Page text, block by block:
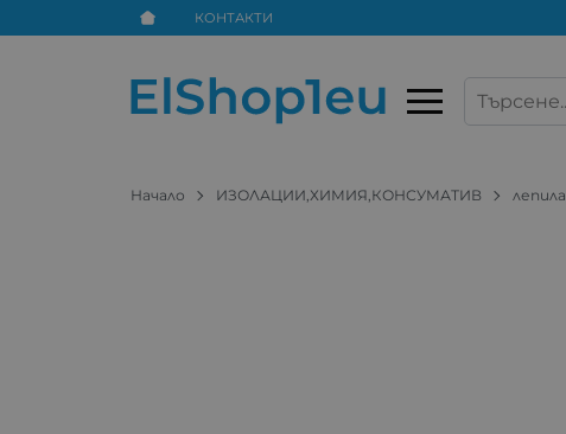
КОНТАКТИ
Начало ИЗОЛАЦИИ,ХИМИЯ,КОНСУМАТИВ лепила